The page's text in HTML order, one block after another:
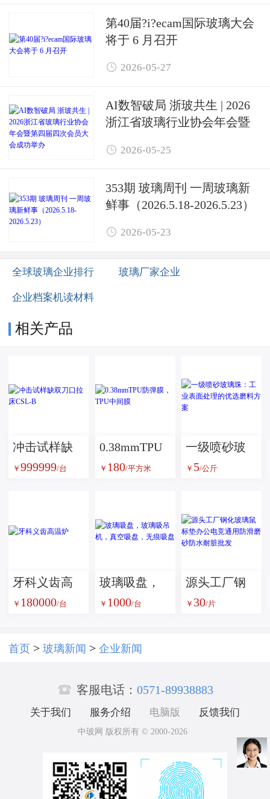
第40届?i?ecam国际玻璃大会
将于 6 月召开
 2026-05-27
AI数智破局 浙玻共生 | 2026
浙江省玻璃行业协会年会暨
办
 2026-05-25
353期 玻璃周刊 一周玻璃新
鲜事（2026.5.18-2026.5.23）
 2026-05-23
全球玻璃企业排行 玻璃厂家企业
企业档案机读材料
相关产品
冲击试样缺
双刀口拉床
￥ 999999/台
0.38mmTPU
防弹膜，TPU
￥ 180/平方米
一级喷砂玻
璃珠：工业
案
￥ 5/公斤
牙科义齿高
温炉
￥ 180000/台
玻璃吸盘，
玻璃吸吊
盘，无痕吸
￥ 1000/台
源头工厂钢
化玻璃鼠标
批发
￥ 30/片
首页 > 玻璃新闻 > 企业新闻
 客服电话： 0571-89938883
关于我们 服务介绍 电脑版 反馈我们
中玻网 版权所有 © 2000-2026